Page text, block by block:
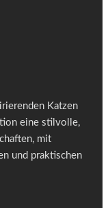
Katzen
eine stilvolle,
mit
und praktischen